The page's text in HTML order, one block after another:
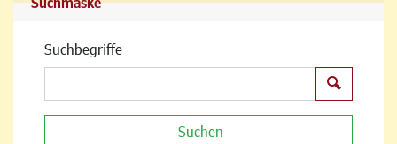
Suchbegriffe
Suchen